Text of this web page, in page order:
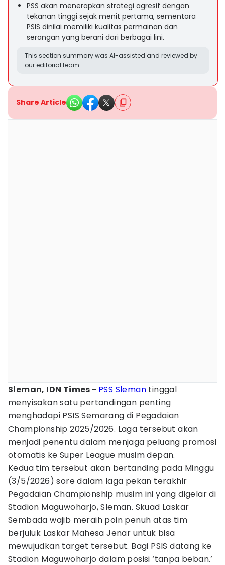
PSS akan menerapkan strategi agresif dengan
tekanan tinggi sejak menit pertama, sementara
PSIS dinilai memiliki kualitas permainan dan
serangan yang berani dari berbagai lini.
This section summary was AI-assisted and reviewed by
our editorial team.
Share Article
Sleman, IDN Times - PSS Sleman tinggal
menyisakan satu pertandingan penting
menghadapi PSIS Semarang di Pegadaian
Championship 2025/2026. Laga tersebut akan
menjadi penentu dalam menjaga peluang promosi
otomatis ke Super League musim depan.
Kedua tim tersebut akan bertanding pada Minggu
(3/5/2026) sore dalam laga pekan terakhir
Pegadaian Championship musim ini yang digelar di
Stadion Maguwoharjo, Sleman. Skuad Laskar
Sembada wajib meraih poin penuh atas tim
berjuluk Laskar Mahesa Jenar untuk bisa
mewujudkan target tersebut. Bagi PSIS datang ke
Stadion Maguwoharjo dalam posisi ‘tanpa beban.’